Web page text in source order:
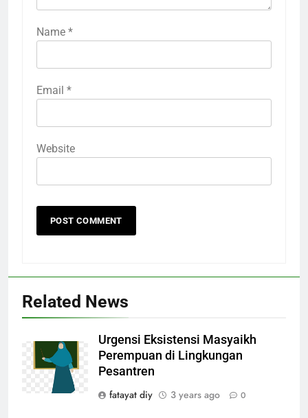
Name *
Email *
Website
Related News
Urgensi Eksistensi Masyaikh
Perempuan di Lingkungan
Pesantren
fatayat diy
3 years ago 0